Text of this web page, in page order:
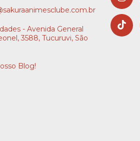
- Avenida General
3588, Tucuruvi, São
Blog!